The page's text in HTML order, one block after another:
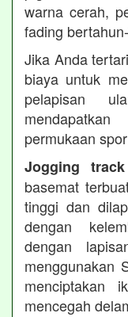
warna cerah,
fading
Jika Anda
biaya untuk
pelapisan
permukaan
Jogging track
basemat
tinggi dan
dengan
dengan
menggunakan
menciptakan
mencegah